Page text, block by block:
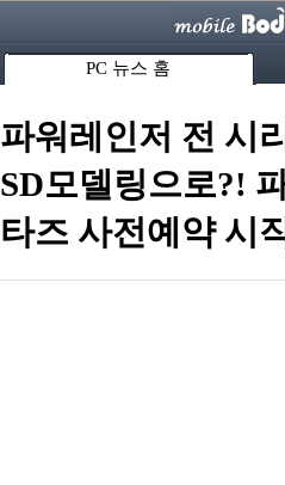
PC 뉴스 홈
파워레인저 전 시
SD모델링으로?!
타즈 사전예약 시